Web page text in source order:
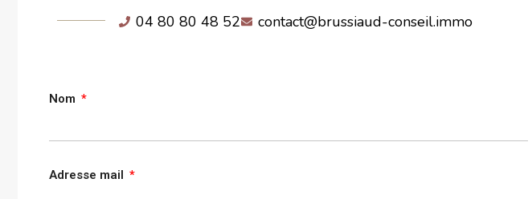
04 80 80 48 52 contact@brussiaud-conseil.immo
Nom
Adresse mail